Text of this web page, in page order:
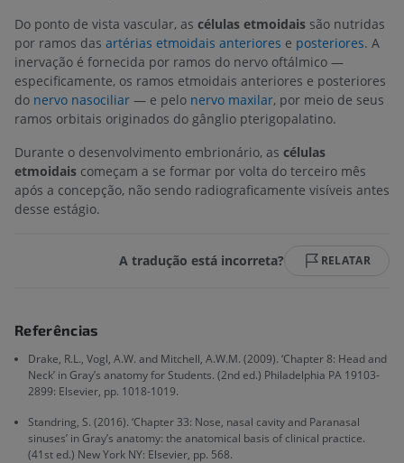
Do ponto de vista vascular, as células etmoidais são nutridas
por ramos das artérias etmoidais anteriores e posteriores. A
inervação é fornecida por ramos do nervo oftálmico —
especificamente, os ramos etmoidais anteriores e posteriores
do nervo nasociliar — e pelo nervo maxilar, por meio de seus
ramos orbitais originados do gânglio pterigopalatino.
Durante o desenvolvimento embrionário, as células
etmoidais começam a se formar por volta do terceiro mês
após a concepção, não sendo radiograficamente visíveis antes
desse estágio.
A tradução está incorreta? RELATAR
Referências
Drake, R.L., Vogl, A.W. and Mitchell, A.W.M. (2009). ‘Chapter 8: Head and
Neck’ in Gray’s anatomy for Students. (2nd ed.) Philadelphia PA 19103-
2899: Elsevier, pp. 1018-1019.
Standring, S. (2016). ‘Chapter 33: Nose, nasal cavity and Paranasal
sinuses’ in Gray’s anatomy: the anatomical basis of clinical practice.
(41st ed.) New York NY: Elsevier, pp. 568.